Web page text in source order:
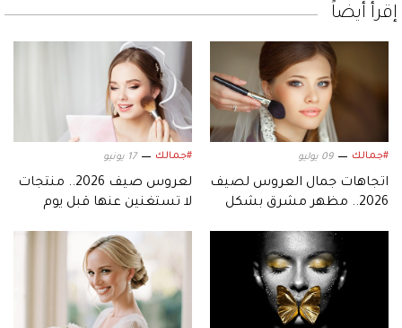
إقرأ أيضاً
#جمالك 09 يوليو
اتجاهات جمال العروس لصيف
2026.. مظهر مشرق بشكل
#جمالك 17 يونيو
لعروس صيف 2026.. منتجات
لا تستغنين عنها قبل يوم